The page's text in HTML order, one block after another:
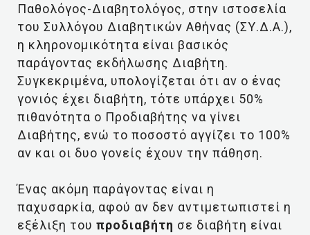
Παθολόγος-Διαβητολόγος, στην ιστοσελία
του Συλλόγου Διαβητικών Αθήνας (ΣΥ.Δ.Α.),
η κληρονομικότητα είναι βασικός
παράγοντας εκδήλωσης Διαβήτη.
Συγκεκριμένα, υπολογίζεται ότι αν ο ένας
γονιός έχει διαβήτη, τότε υπάρχει 50%
πιθανότητα ο Προδιαβήτης να γίνει
Διαβήτης, ενώ το ποσοστό αγγίζει το 100%
αν και οι δυο γονείς έχουν την πάθηση.
Ένας ακόμη παράγοντας είναι η
παχυσαρκία, αφού αν δεν αντιμετωπιστεί η
εξέλιξη του προδιαβήτη σε διαβήτη είναι